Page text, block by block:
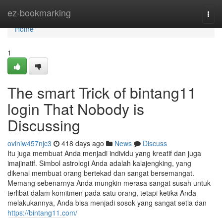
ez-bookmarking
Home
Home
1
The smart Trick of bintang11
login That Nobody is
Discussing
oviniw457njc3 418 days ago News
Discuss
Itu juga membuat Anda menjadi individu yang kreatif dan juga
imajinatif. Simbol astrologi Anda adalah kalajengking, yang
dikenal membuat orang bertekad dan sangat bersemangat.
Memang sebenarnya Anda mungkin merasa sangat susah untuk
terlibat dalam komitmen pada satu orang, tetapi ketika Anda
melakukannya, Anda bisa menjadi sosok yang sangat setia dan
https://bintang11.com/